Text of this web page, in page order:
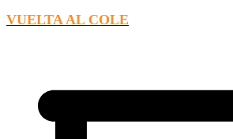
VUELTA AL COLE